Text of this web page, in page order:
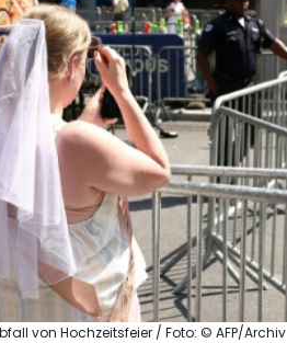
von Hochzeitsfeier / Foto: © AFP/Archiv